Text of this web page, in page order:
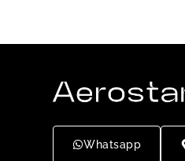
Whatsapp